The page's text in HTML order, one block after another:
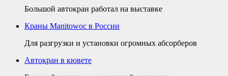
Большой автокран работал на выставке
Краны Manitowoc в России
Для разгрузки и установки огромных абсорберов
Автокран в кювете